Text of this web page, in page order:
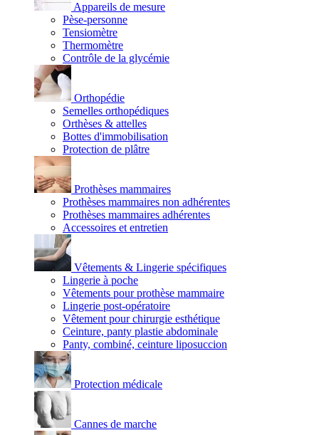
Appareils de mesure
Pèse-personne
Tensiomètre
Thermomètre
Contrôle de la glycémie
Orthopédie
Semelles orthopédiques
Orthèses & attelles
Bottes d'immobilisation
Protection de plâtre
Prothèses mammaires
Prothèses mammaires non adhérentes
Prothèses mammaires adhérentes
Accessoires et entretien
Vêtements & Lingerie spécifiques
Lingerie à poche
Vêtements pour prothèse mammaire
Lingerie post-opératoire
Vêtement pour chirurgie esthétique
Ceinture, panty plastie abdominale
Panty, combiné, ceinture liposuccion
Protection médicale
Cannes de marche